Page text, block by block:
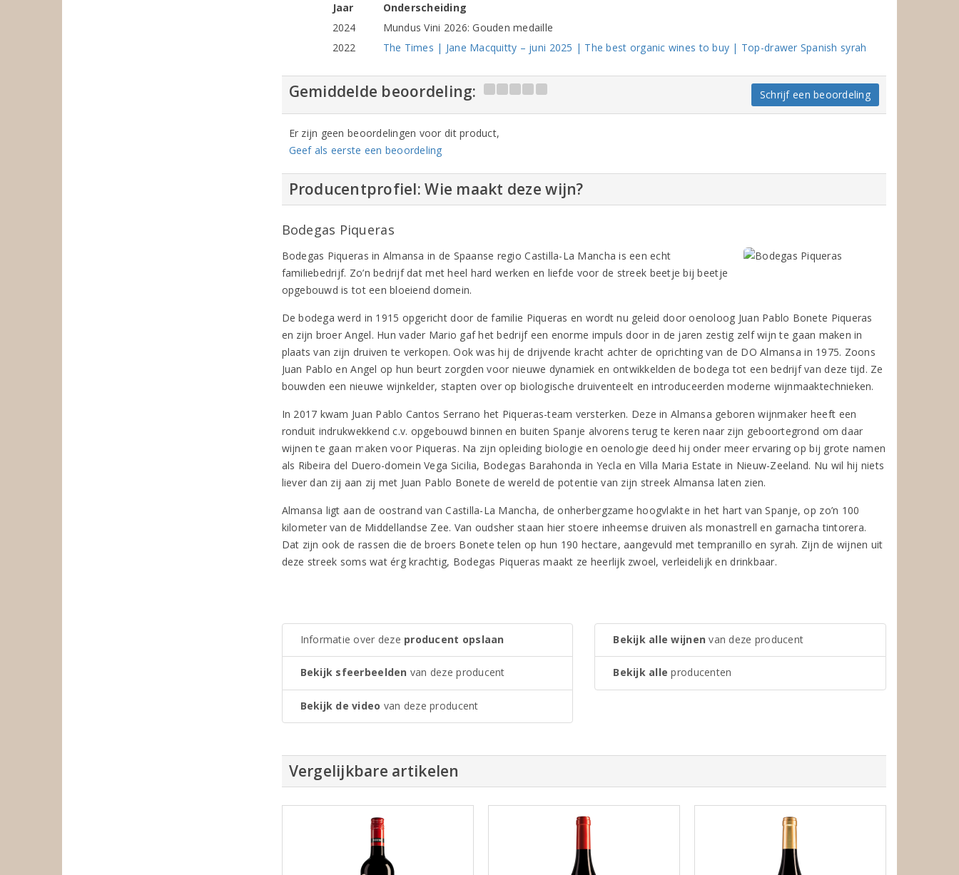
Jaar
Onderscheiding
2024
Mundus Vini 2026: Gouden medaille
2022
The Times | Jane Macquitty – juni 2025 | The best organic wines to buy | Top-drawer Spanish syrah
Gemiddelde beoordeling: Schrijf een beoordeling
Er zijn geen beoordelingen voor dit product,
Geef als eerste een beoordeling
Producentprofiel: Wie maakt deze wijn?
Bodegas Piqueras
Bodegas Piqueras in Almansa in de Spaanse regio Castilla-La Mancha is een echt
familiebedrijf. Zo’n bedrijf dat met heel hard werken en liefde voor de streek beetje bij beetje
opgebouwd is tot een bloeiend domein.
De bodega werd in 1915 opgericht door de familie Piqueras en wordt nu geleid door oenoloog Juan Pablo Bonete Piqueras
en zijn broer Angel. Hun vader Mario gaf het bedrijf een enorme impuls door in de jaren zestig zelf wijn te gaan maken in
plaats van zijn druiven te verkopen. Ook was hij de drijvende kracht achter de oprichting van de DO Almansa in 1975. Zoons
Juan Pablo en Angel op hun beurt zorgden voor nieuwe dynamiek en ontwikkelden de bodega tot een bedrijf van deze tijd. Ze
bouwden een nieuwe wijnkelder, stapten over op biologische druiventeelt en introduceerden moderne wijnmaaktechnieken.
In 2017 kwam Juan Pablo Cantos Serrano het Piqueras-team versterken. Deze in Almansa geboren wijnmaker heeft een
ronduit indrukwekkend c.v. opgebouwd binnen en buiten Spanje alvorens terug te keren naar zijn geboortegrond om daar
wijnen te gaan maken voor Piqueras. Na zijn opleiding biologie en oenologie deed hij onder meer ervaring op bij grote namen
als Ribeira del Duero-domein Vega Sicilia, Bodegas Barahonda in Yecla en Villa Maria Estate in Nieuw-Zeeland. Nu wil hij niets
liever dan zij aan zij met Juan Pablo Bonete de wereld de potentie van zijn streek Almansa laten zien.
Almansa ligt aan de oostrand van Castilla-La Mancha, de onherbergzame hoogvlakte in het hart van Spanje, op zo’n 100
kilometer van de Middellandse Zee. Van oudsher staan hier stoere inheemse druiven als monastrell en garnacha tintorera.
Dat zijn ook de rassen die de broers Bonete telen op hun 190 hectare, aangevuld met tempranillo en syrah. Zijn de wijnen uit
deze streek soms wat érg krachtig, Bodegas Piqueras maakt ze heerlijk zwoel, verleidelijk en drinkbaar.
Informatie over deze producent opslaan
Bekijk sfeerbeelden van deze producent
Bekijk de video van deze producent
Bekijk alle wijnen van deze producent
Bekijk alle producenten
Vergelijkbare artikelen